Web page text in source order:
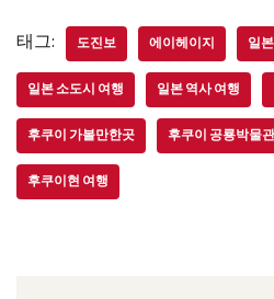
태그: 도진보 에이헤이지 일
일본 소도시 여행 일본 역사 여행
후쿠이 가볼만한곳 후쿠이 공룡박물관
후쿠이현 여행